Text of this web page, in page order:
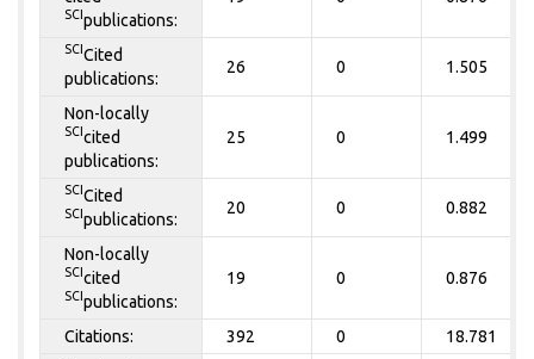
SCI publications:
SCI Cited
publications:
26 0 1.505
Non-locally
SCI cited
publications:
25 0 1.499
SCI Cited
SCI publications:
20 0 0.882
Non-locally
SCI cited
SCI publications:
19 0 0.876
Citations: 392 0
18.781